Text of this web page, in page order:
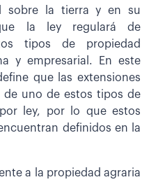
sobre la tierra y en su
la ley regulará de
tipos de propiedad
y empresarial. En este
que las extensiones
de uno de estos tipos de
ley, por lo que estos
definidos en la
a la propiedad agraria